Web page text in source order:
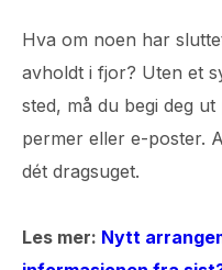
Hva om noen har
avholdt i fjor? Uten et
sted, må du begi deg ut
permer eller e-poster.
dét dragsuget.
Les mer: Nytt